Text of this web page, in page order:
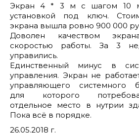
Экран 4 * 3 м с шагом 10
установкой под ключ.
экрана вышла ровно 900 000
Доволен качеством
скоростью работы. За 3
управились.
Единственный минус в
управления. Экран не
управляющего системного
для которого
отдельное место в нутрии
Пока всё в порядке.
26.05.2018 г.